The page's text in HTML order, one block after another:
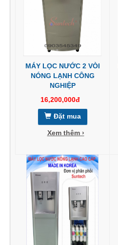
MÁY LỌC NƯỚC 2 VÒI
NÓNG LẠNH CÔNG
NGHIỆP
16,200,000đ
Đặt mua
Xem thêm ›